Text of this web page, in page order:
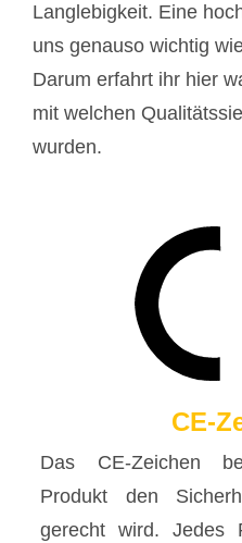
Langlebigkeit. Eine
uns genauso wichtig
Darum erfahrt ihr hier
mit welchen
wurden.
CE-
Das CE-Zeichen
Produkt den
gerecht wird. Jedes